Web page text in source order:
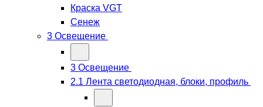
Краска VGT
Сенеж
3 Освещение
3 Освещение
2.1 Лента светодиодная, блоки, профиль